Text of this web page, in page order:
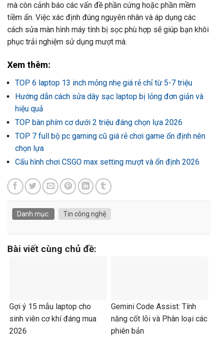
mà còn cảnh báo các vấn đề phần cứng hoặc phần mềm
tiềm ẩn. Việc xác định đúng nguyên nhân và áp dụng các
cách sửa màn hình máy tính bị sọc phù hợp sẽ giúp bạn khôi
phục trải nghiệm sử dụng mượt mà.
Xem thêm:
TOP 6 laptop 13 inch mỏng nhẹ giá rẻ chỉ từ 5-7 triệu
Hướng dẫn cách sửa dây sạc laptop bị lỏng đơn giản và
hiệu quả
TOP bàn phím cơ dưới 2 triệu đáng chọn lựa 2026
TOP 7 full bộ pc gaming cũ giá rẻ chơi game ổn định nên
chọn lựa
Cấu hình chơi CSGO max setting mượt và ổn định 2026
Danh mục: Tin công nghệ
Bài viết cùng chủ đề:
Gợi ý 15 mẫu laptop cho
sinh viên cơ khí đáng mua
2026
Gemini Code Assist: Tính
năng cốt lõi và Phân loại các
phiên bản